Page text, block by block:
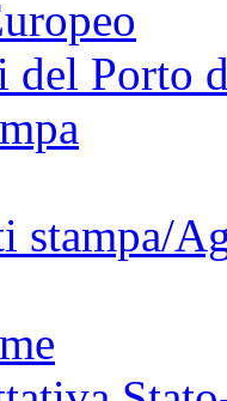
del Porto
stampa/